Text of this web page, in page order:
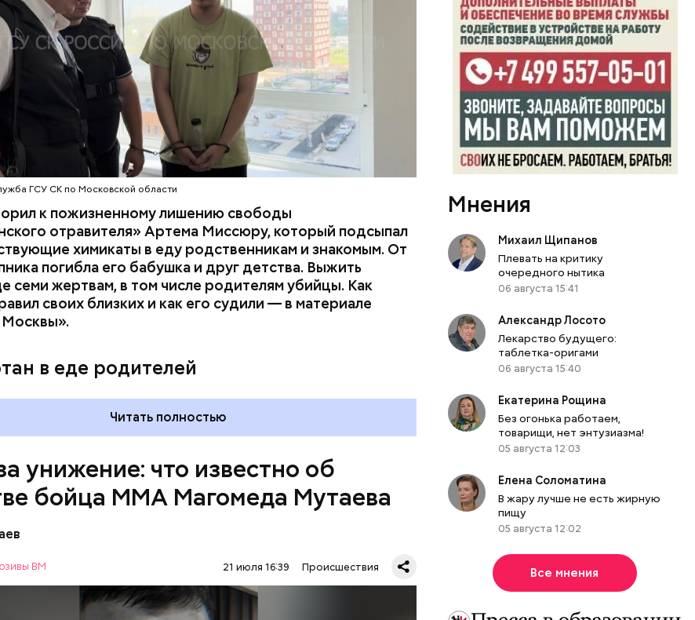
ГСУ СК по Московской области
к пожизненному лишению свободы
отравителя» Артема Миссюру, который подсыпал
химикаты в еду родственникам и знакомым. От
погибла его бабушка и друг детства. Выжить
семи жертвам, в том числе родителям убийцы. Как
своих близких и как его судили — в материале
в еде родителей
квартиры пострадавших.
Читать полностью
унижение: что известно об
бойца ММА Магомеда Мутаева
ВМ 21 июля 16:39 Происшествия
факту СК возбудилуголовное делопо двум статьям:
и «Незаконный оборот оружия». Расследование
делавзял на контроль
Мнения
Михаил Щипанов
Плевать на критику
очередного нытика
06 августа 15:41
Александр Лосото
Лекарство будущего:
таблетка-оригами
06 августа 15:40
Екатерина Рощина
Без огонька работаем,
товарищи, нет энтузиазма!
05 августа 12:03
Елена Соломатина
В жару лучше не есть жирную
пищу
05 августа 12:02
Все мнения